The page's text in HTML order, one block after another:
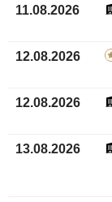
11.08.2026
12.08.2026
12.08.2026
13.08.2026